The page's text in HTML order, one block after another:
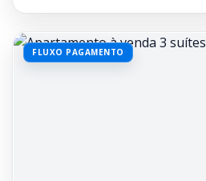
FLUXO PAGAMENTO